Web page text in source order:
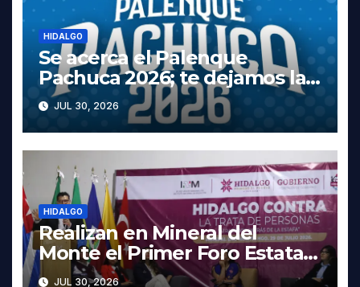
HIDALGO
Se acerca el Palenque
Pachuca 2026; te dejamos la
cartelera completa, las fechas
y los precios
JUL 30, 2026
HIDALGO
Realizan en Mineral del
Monte el Primer Foro Estatal
contra la Trata de Personas
JUL 30, 2026